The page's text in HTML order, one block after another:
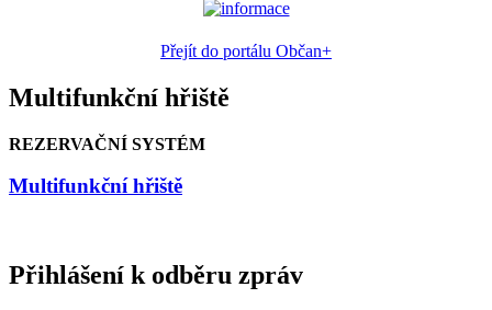
Přejít do portálu Občan+
Multifunkční hřiště
REZERVAČNÍ SYSTÉM
Multifunkční hřiště
Přihlášení k odběru zpráv